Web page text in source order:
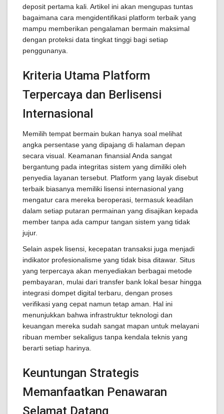
deposit pertama kali. Artikel ini akan mengupas tuntas
bagaimana cara mengidentifikasi platform terbaik yang
mampu memberikan pengalaman bermain maksimal
dengan proteksi data tingkat tinggi bagi setiap
penggunanya.
Kriteria Utama Platform
Terpercaya dan Berlisensi
Internasional
Memilih tempat bermain bukan hanya soal melihat
angka persentase yang dipajang di halaman depan
secara visual. Keamanan finansial Anda sangat
bergantung pada integritas sistem yang dimiliki oleh
penyedia layanan tersebut. Platform yang layak disebut
terbaik biasanya memiliki lisensi internasional yang
mengatur cara mereka beroperasi, termasuk keadilan
dalam setiap putaran permainan yang disajikan kepada
member tanpa ada campur tangan sistem yang tidak
jujur.
Selain aspek lisensi, kecepatan transaksi juga menjadi
indikator profesionalisme yang tidak bisa ditawar. Situs
yang terpercaya akan menyediakan berbagai metode
pembayaran, mulai dari transfer bank lokal besar hingga
integrasi dompet digital terbaru, dengan proses
verifikasi yang cepat namun tetap aman. Hal ini
menunjukkan bahwa infrastruktur teknologi dan
keuangan mereka sudah sangat mapan untuk melayani
ribuan member sekaligus tanpa kendala teknis yang
berarti setiap harinya.
Keuntungan Strategis
Memanfaatkan Penawaran
Selamat Datang